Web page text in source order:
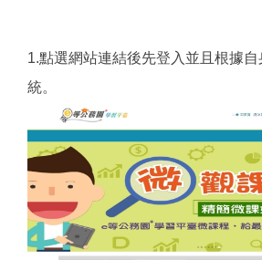
1.點選網站連結後先登入並且根據
統。